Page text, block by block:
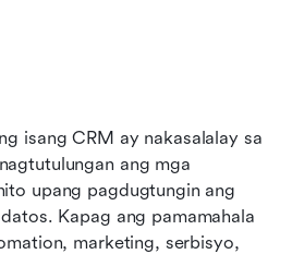
isang CRM ay nakasalalay sa
ang mga
upang pagdugtungin ang
Kapag ang pamamahala
marketing, serbisyo,